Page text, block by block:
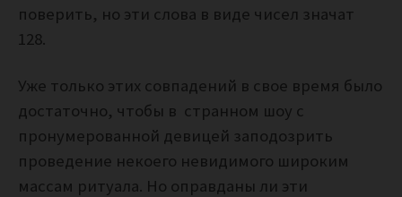
поверить, но эти слова в виде чисел значат
128.
Уже только этих совпадений в свое время было
достаточно, чтобы в странном шоу с
пронумерованной девицей заподозрить
проведение некоего невидимого широким
массам ритуала. Но оправданы ли эти